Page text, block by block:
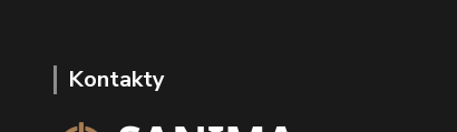
Kontakty